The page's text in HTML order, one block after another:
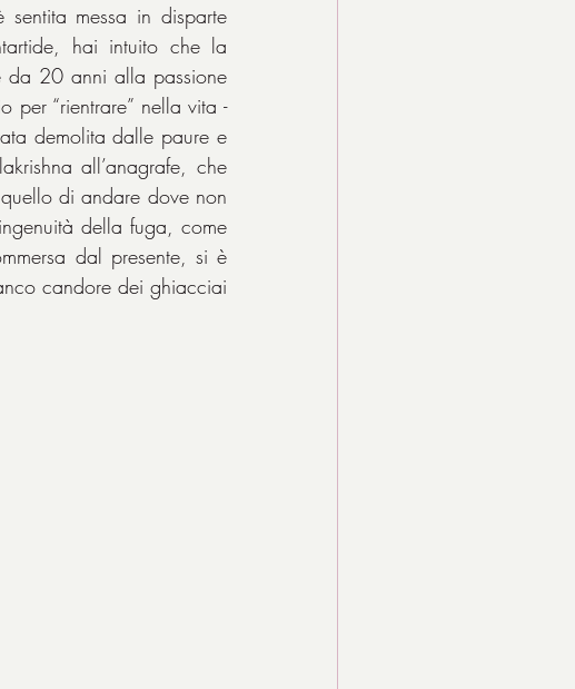
messa in disparte
hai intuito che la
da 20 anni alla passione
per “rientrare” nella vita -
demolita dalle paure e
all’anagrafe, che
di andare dove non
della fuga, come
dal presente, si è
candore dei ghiacciai